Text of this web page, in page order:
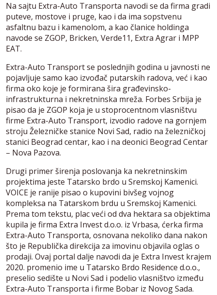
Na sajtu Extra-Auto Transporta navodi se da firma gradi
puteve, mostove i pruge, kao i da ima sopstvenu
asfaltnu bazu i kamenolom, a kao članice holdinga
navode se ZGOP, Bricken, Verde11, Extra Agrar i MPP
EAT.
Extra-Auto Transport se poslednjih godina u javnosti ne
pojavljuje samo kao izvođač putarskih radova, već i kao
firma oko koje je formirana šira građevinsko-
infrastrukturna i nekretninska mreža. Forbes Srbija je
pisao da je ZGOP koja je u stoprocentnom vlasništvu
firme Extra-Auto Transport, izvodio radove na gornjem
stroju Železničke stanice Novi Sad, radio na železničkoj
stanici Beograd centar, kao i na deonici Beograd Centar
– Nova Pazova.
Drugi primer širenja poslovanja ka nekretninskim
projektima jeste Tatarsko brdo u Sremskoj Kamenici.
VOICE je ranije pisao o kupovini bivšeg vojnog
kompleksa na Tatarskom brdu u Sremskoj Kamenici.
Prema tom tekstu, plac veći od dva hektara sa objektima
kupila je firma Extra Invest d.o.o. iz Vrbasa, ćerka firma
Extra-Auto Transporta, osnovana nekoliko dana nakon
što je Republička direkcija za imovinu objavila oglas o
prodaji. Ovaj portal dalje navodi da je Extra Invest krajem
2020. promenio ime u Tatarsko Brdo Residence d.o.o.,
preselio sedište u Novi Sad i podelio vlasništvo između
Extra-Auto Transporta i firme Bobar iz Novog Sada.